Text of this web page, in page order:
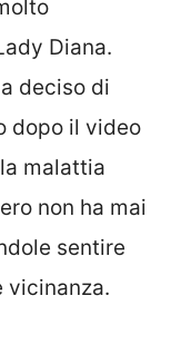
Diana.
deciso di
dopo il video
malattia
non ha mai
sentire
vicinanza.